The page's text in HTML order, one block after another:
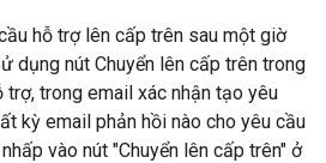
hỗ trợ lên cấp trên sau một giờ
dụng nút Chuyển lên cấp trên trong
trợ, trong email xác nhận tạo yêu
kỳ email phản hồi nào cho yêu cầu
vào nút "Chuyển lên cấp trên" ở